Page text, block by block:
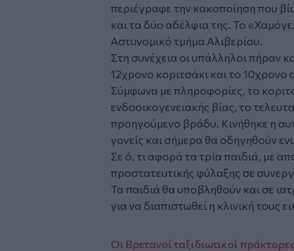
περιέγραφε την κακοποίηση που
και τα δύο αδέλφια της. Το
Αστυνομικό τμήμα Αλιβερίου.
Στη συνέχεια οι υπάλληλοι πήραν
12χρονο κοριτσάκι και το 10χρονο
Σύμφωνα με πληροφορίες, το
ενδοοικογενειακής βίας, το
προηγούμενο βράδυ. Κινήθηκε η
γονείς και σήμερα θα οδηγηθούν
Σε ό, τι αφορά τα τρία παιδιά, με
προστατευτικής φύλαξης σε
Τα παιδιά θα υποβληθούν και σε
για να διαπιστωθεί η κλινική τους
Οι Βρετανοί ταξιδιωτικοί